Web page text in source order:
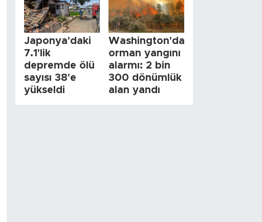
Japonya'daki
7.1'lik
depremde ölü
sayısı 38'e
yükseldi
Washington'da
orman yangını
alarmı: 2 bin
300 dönümlük
alan yandı